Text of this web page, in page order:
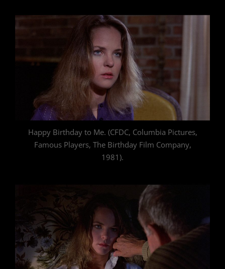
Happy Birthday to Me. (CFDC, Columbia Pictures,
Famous Players, The Birthday Film Company,
1981).